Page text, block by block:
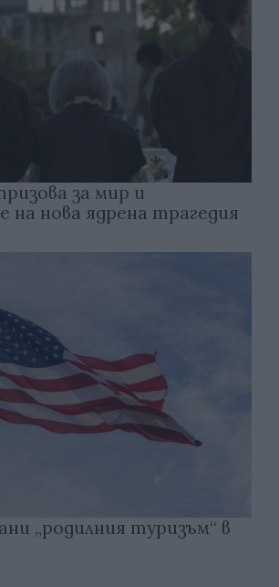
за мир и
на нова ядрена трагедия
„родилния туризъм“ в